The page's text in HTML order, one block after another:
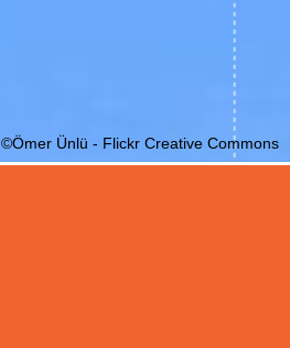
©Ömer Ünlü - Flickr Creative Commons